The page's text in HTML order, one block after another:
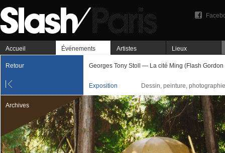
Accueil Événements Artistes Lieux
Retour Georges Tony Stoll — La cité Ming (Flash
Exposition Dessin, peinture, photographie
Archives